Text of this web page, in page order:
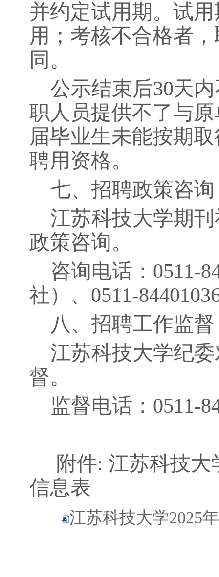
并约定试用期。试
用；考核不合格者
同。
公示结束后30天
职人员提供不了与
届毕业生未能按期
聘用资格。
七、招聘政策咨询
江苏科技大学期
政策咨询。
咨询电话： 0511-
社）、 0511-
八、招聘工作监督
江苏科技大学纪
督。
监督电话： 0511-
附件: 江苏科技大
信息表
江苏科技大学2025